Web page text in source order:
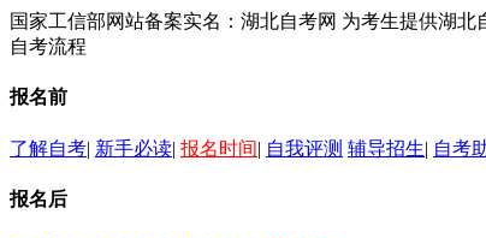
国家工信部网站备案实名：湖北自考网 为考生提供湖
自考流程
报名前
了解自考| 新手必读| 报名时间| 自我评测 辅导招生| 自考
报名后